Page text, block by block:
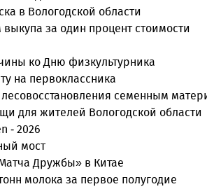
в Вологодской области
за один процент стоимости
ко Дню физкультурника
на первоклассника
семенным
для жителей Вологодской области
- 2026
мост
Дружбы» в Китае
молока за первое полугодие